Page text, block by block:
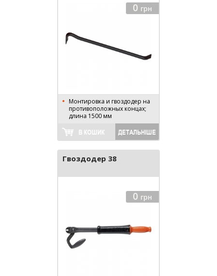
0 грн
Монтировка и гвоздодер на
противоположных концах;
длина 1500 мм
В КОШИК ДЕТАЛЬНІШЕ
Гвоздодер 38
0 грн